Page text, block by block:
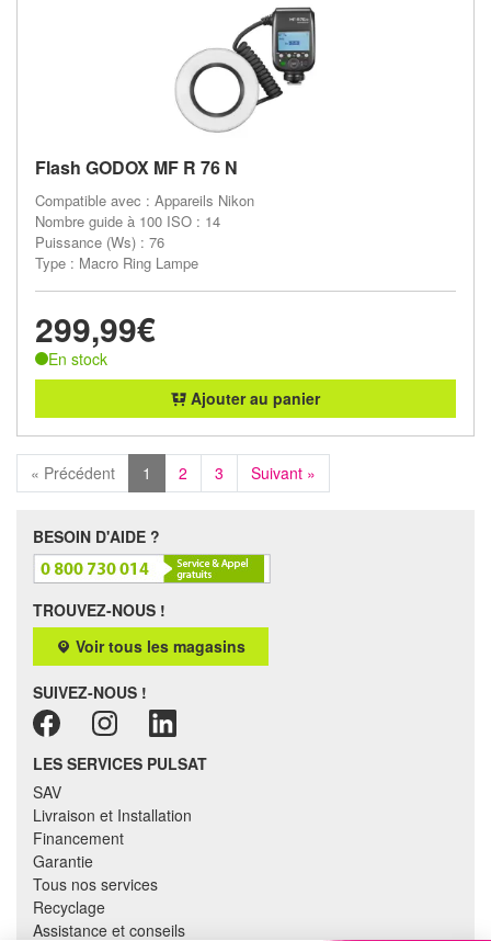
Flash GODOX MF R 76 N
Compatible avec : Appareils Nikon
Nombre guide à 100 ISO : 14
Puissance (Ws) : 76
Type : Macro Ring Lampe
299,99€
En stock
Ajouter au panier
« Précédent 1 2 3 Suivant »
BESOIN D'AIDE ?
TROUVEZ-NOUS !
Voir tous les magasins
SUIVEZ-NOUS !
LES SERVICES PULSAT
SAV
Livraison et Installation
Financement
Garantie
Tous nos services
Recyclage
Assistance et conseils